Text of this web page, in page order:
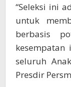
“Seleksi ini
untuk
berbasis
seluruh
Presdir